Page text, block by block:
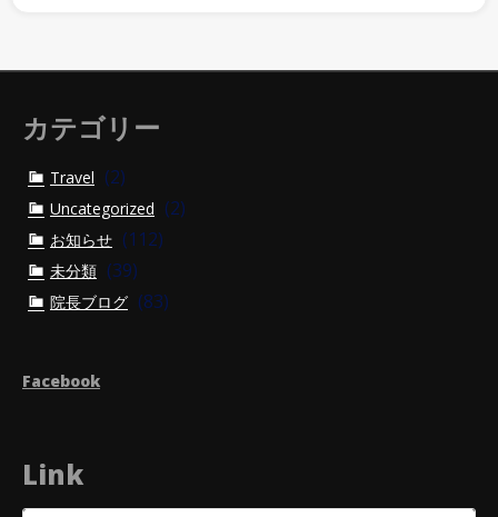
カテゴリー
Travel (2)
Uncategorized (2)
お知らせ (112)
未分類 (39)
院長ブログ (83)
Facebook
Link